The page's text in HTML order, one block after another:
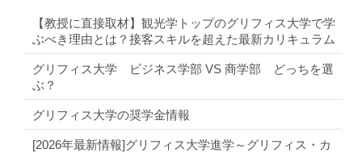
【教授に直接取材】観光学トップのグリフィス大学で学
ぶべき理由とは？接客スキルを超えた最新カリキュラム
グリフィス大学 ビジネス学部 VS 商学部 どっちを選
ぶ？
グリフィス大学の奨学金情報
[2026年最新情報]グリフィス大学進学～グリフィス・カ